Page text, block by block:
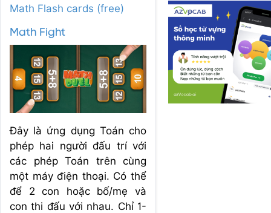
Math Flash cards (free)
Math Fight
Đây là ứng dụng Toán cho
phép hai người đấu trí với
các phép Toán trên cùng
một máy điện thoại. Có thể
để 2 con hoặc bố/mẹ và
con thi đấu với nhau. Chỉ 1-